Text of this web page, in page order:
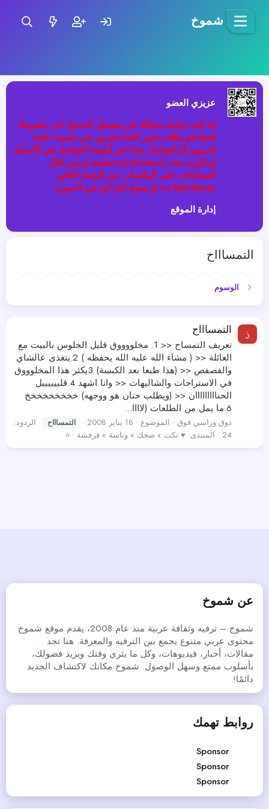
شموخ
عزيزي العضو
إذا كنت تواجه مشكلة في تسجيل الدخول الى عضويتك
فضلا قم بطلب تغيير كلمة المرور عبر (نسيت كلمة
المرور) أو التواصل معنا عبر أيقونة التواصل في الأسفل
او البريد support@shomoo5.com او من خلال
المحادثات على الواتساب عبر الرابط التالي
wa.link/s8bcjo او مسح الباركود في الصوره
إدارة الموقع
التمساااح
الوسوم
ذ التمساااح
تعريف التمساح << 1. مخلووووق قليل الجلوس بالبيت مع
العائلة << ( مشاء الله عليه الله يحفظه ) 2.يتغذى عالشاي
والفصفص << (هذا طبعا بعد الكبسة) 3يكثر هذا المخلوووق
في الاستراحات والشاليهات << وانا اشهد 4.قلييييييل
الحنااااااااان << (ويطلب حنان هو ووجهه) خخخخخخخخخ
6.ما يمل من الطلعات (لاااا...
ذوق وراسي فوق الموضوع 18 يناير 2008 التمساااح
الردود:
24
المنتدى: ♥ نكت » ضحك » وناسة » فرفشة • ०
عن شموخ
شموخ – ترفيه وثقافة عربية منذ عام 2008، يقدم موقع شموخ
محتوى عربي متنوع يجمع بين الترفيه والمعرفة. هنا تجد
مقالات، أخبار، فيديوهات، وكل ما يثري وقتك ويزيد فضولك،
بأسلوب ممتع وسهل الوصول. شموخ مكانك لاكتشاف الجديد
دائمًا!
روابط تهمك
Sponsor
Sponsor
Sponsor